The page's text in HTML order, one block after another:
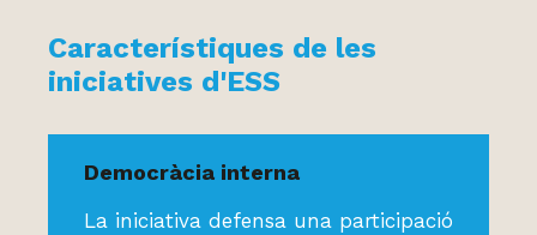
Característiques de les
iniciatives d'ESS
Democràcia interna
La iniciativa defensa una participació